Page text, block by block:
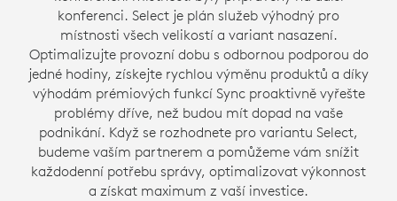
konferenci. Select je plán služeb výhodný pro
místnosti všech velikostí a variant nasazení.
Optimalizujte provozní dobu s odbornou podporou do
jedné hodiny, získejte rychlou výměnu produktů a díky
výhodám prémiových funkcí Sync proaktivně vyřešte
problémy dříve, než budou mít dopad na vaše
podnikání. Když se rozhodnete pro variantu Select,
budeme vaším partnerem a pomůžeme vám snížit
každodenní potřebu správy, optimalizovat výkonnost
a získat maximum z vaší investice.